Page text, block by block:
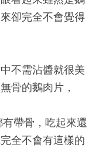
卻完全不會覺得
不需沾醬就很美
骨的鵝肉片，
帶骨，吃起來還
全不會有這樣的